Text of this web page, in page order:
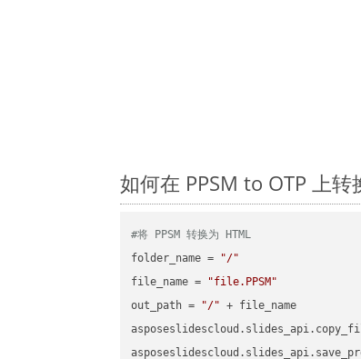
如何在 PPSM to OTP 上
#将 PPSM 转换为 HTML
folder_name =
"/"
file_name =
"file.PPSM"
out_path =
"/" + file_name